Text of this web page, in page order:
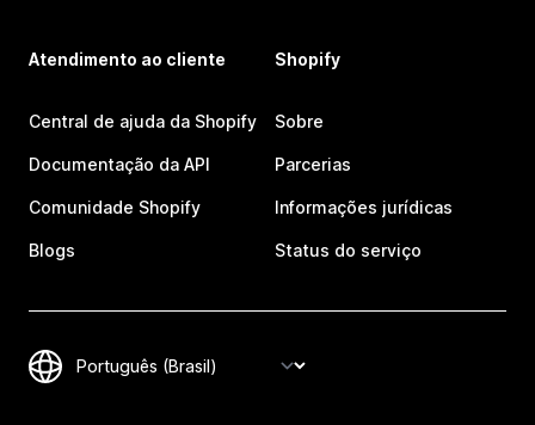
Atendimento ao cliente
Central de ajuda da Shopify
Documentação da API
Comunidade Shopify
Blogs
Shopify
Sobre
Parcerias
Informações jurídicas
Status do serviço